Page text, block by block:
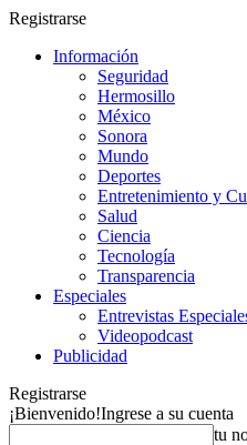
Registrarse
Información
Seguridad
Hermosillo
México
Sonora
Mundo
Deportes
Entretenimiento y
Salud
Ciencia
Tecnología
Transparencia
Especiales
Entrevistas
Videopodcast
Publicidad
Registrarse
¡Bienvenido!Ingrese a su cuenta
tu